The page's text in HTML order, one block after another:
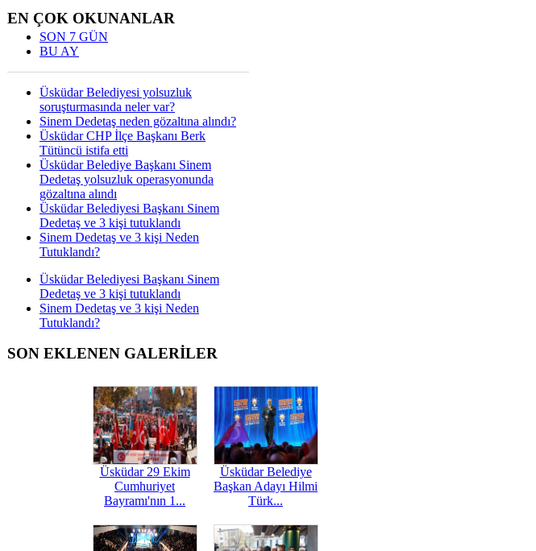
EN ÇOK OKUNANLAR
SON 7 GÜN
BU AY
Üsküdar Belediyesi yolsuzluk
soruşturmasında neler var?
Sinem Dedetaş neden gözaltına alındı?
Üsküdar CHP İlçe Başkanı Berk
Tütüncü istifa etti
Üsküdar Belediye Başkanı Sinem
Dedetaş yolsuzluk operasyonunda
gözaltına alındı
Üsküdar Belediyesi Başkanı Sinem
Dedetaş ve 3 kişi tutuklandı
Sinem Dedetaş ve 3 kişi Neden
Tutuklandı?
Üsküdar Belediyesi Başkanı Sinem
Dedetaş ve 3 kişi tutuklandı
Sinem Dedetaş ve 3 kişi Neden
Tutuklandı?
SON EKLENEN GALERİLER
Üsküdar 29 Ekim
Cumhuriyet
Bayramı'nın 1...
Üsküdar Belediye
Başkan Adayı Hilmi
Türk...